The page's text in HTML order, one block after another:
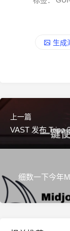
生成
上一篇
VAST 发布 Tripo
细数一下今年